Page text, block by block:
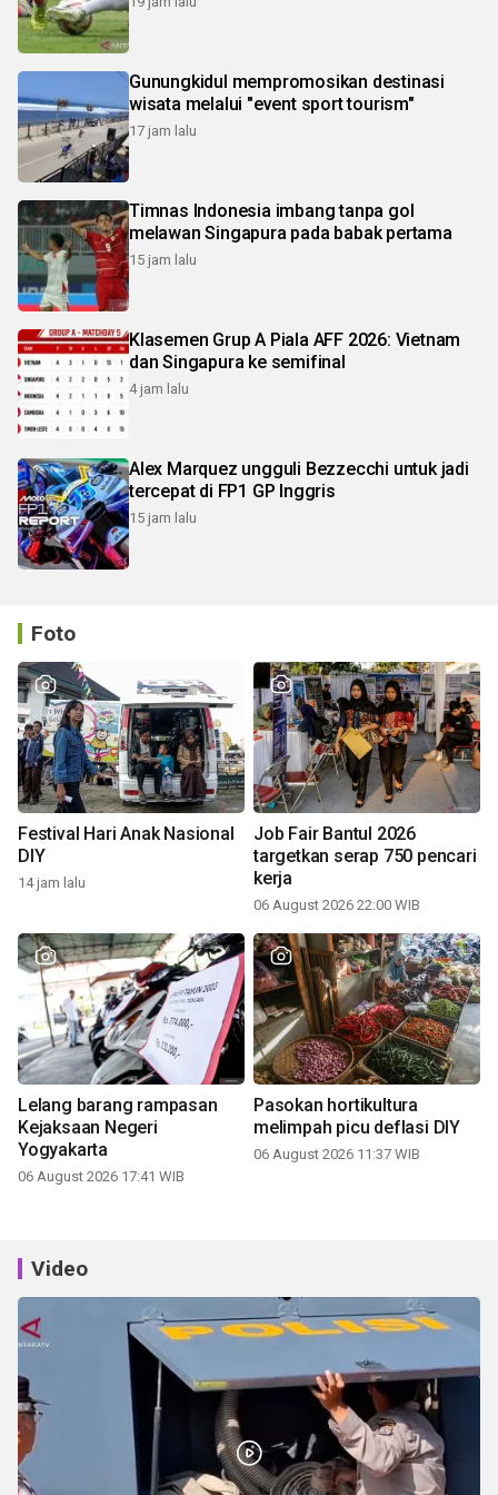
Gunungkidul mempromosikan destinasi
wisata melalui "event sport tourism"
17 jam lalu
Timnas Indonesia imbang tanpa gol
melawan Singapura pada babak pertama
15 jam lalu
Klasemen Grup A Piala AFF 2026: Vietnam
dan Singapura ke semifinal
4 jam lalu
Alex Marquez ungguli Bezzecchi untuk jadi
tercepat di FP1 GP Inggris
15 jam lalu
Foto
Festival Hari Anak Nasional
DIY
14 jam lalu
Job Fair Bantul 2026
targetkan serap 750 pencari
kerja
06 August 2026 22:00 WIB
Lelang barang rampasan
Kejaksaan Negeri
Yogyakarta
06 August 2026 17:41 WIB
Pasokan hortikultura
melimpah picu deflasi DIY
06 August 2026 11:37 WIB
Video